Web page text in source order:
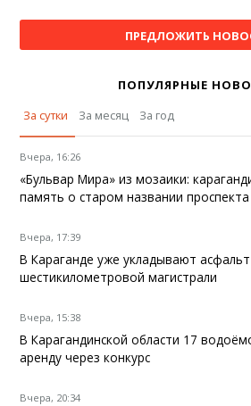
ПРЕДЛОЖИТЬ
ПОПУЛЯРНЫЕ
За сутки
За месяц За год
Вчера, 16:26
«Бульвар Мира» из мозаики:
память о старом названии проспекта
Вчера, 17:39
В Караганде уже укладывают
шестикилометровой магистрали
Вчера, 15:38
В Карагандинской области 17
аренду через конкурс
Вчера, 20:34